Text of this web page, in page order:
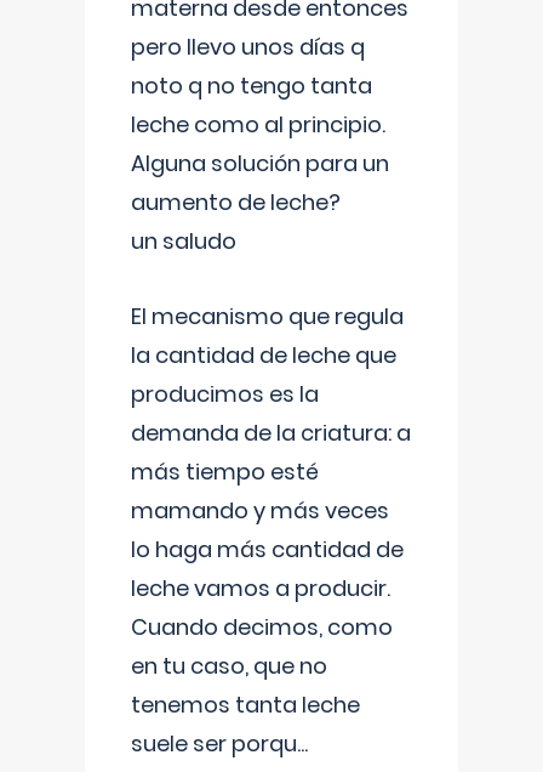
materna desde entonces
pero llevo unos días q
noto q no tengo tanta
leche como al principio.
Alguna solución para un
aumento de leche?
un saludo
El mecanismo que regula
la cantidad de leche que
producimos es la
demanda de la criatura: a
más tiempo esté
mamando y más veces
lo haga más cantidad de
leche vamos a producir.
Cuando decimos, como
en tu caso, que no
tenemos tanta leche
suele ser porqu...